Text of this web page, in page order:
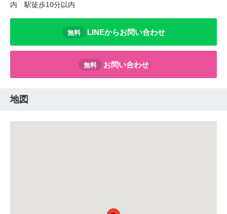
内
駅徒歩10分以内
無料 LINEからお問い合わせ
無料 お問い合わせ
地図